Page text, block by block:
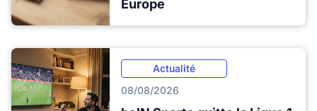
Europe
Actualité
08/08/2026